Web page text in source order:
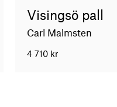
Visingsö pall
Carl Malmsten
4 710 kr